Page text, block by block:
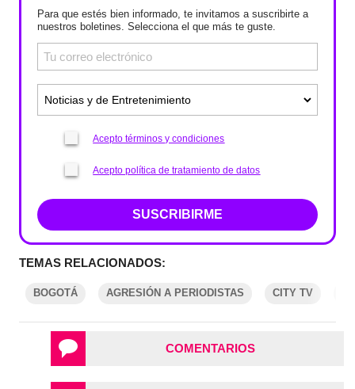
Para que estés bien informado, te invitamos a suscribirte a
nuestros boletines. Selecciona el que más te guste.
Acepto términos y condiciones
Acepto política de tratamiento de datos
SUSCRIBIRME
TEMAS RELACIONADOS:
BOGOTÁ AGRESIÓN A PERIODISTAS CITY TV
COMENTARIOS